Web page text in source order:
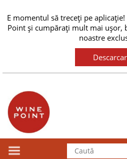
E momentul să treceți pe
Point și cumpărați mult mai ușor,
noastre